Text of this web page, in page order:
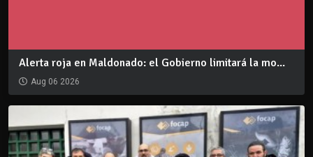
Alerta roja en Maldonado: el Gobierno limitará la mo...
Aug 06 2026